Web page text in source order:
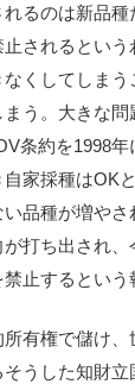
るのは新品種
されるとい
くしてしま
う。大きな
条約を1998
家採種はOK
品種が増やさ
打ち出され
止するという
有権で儲け、
うした知財